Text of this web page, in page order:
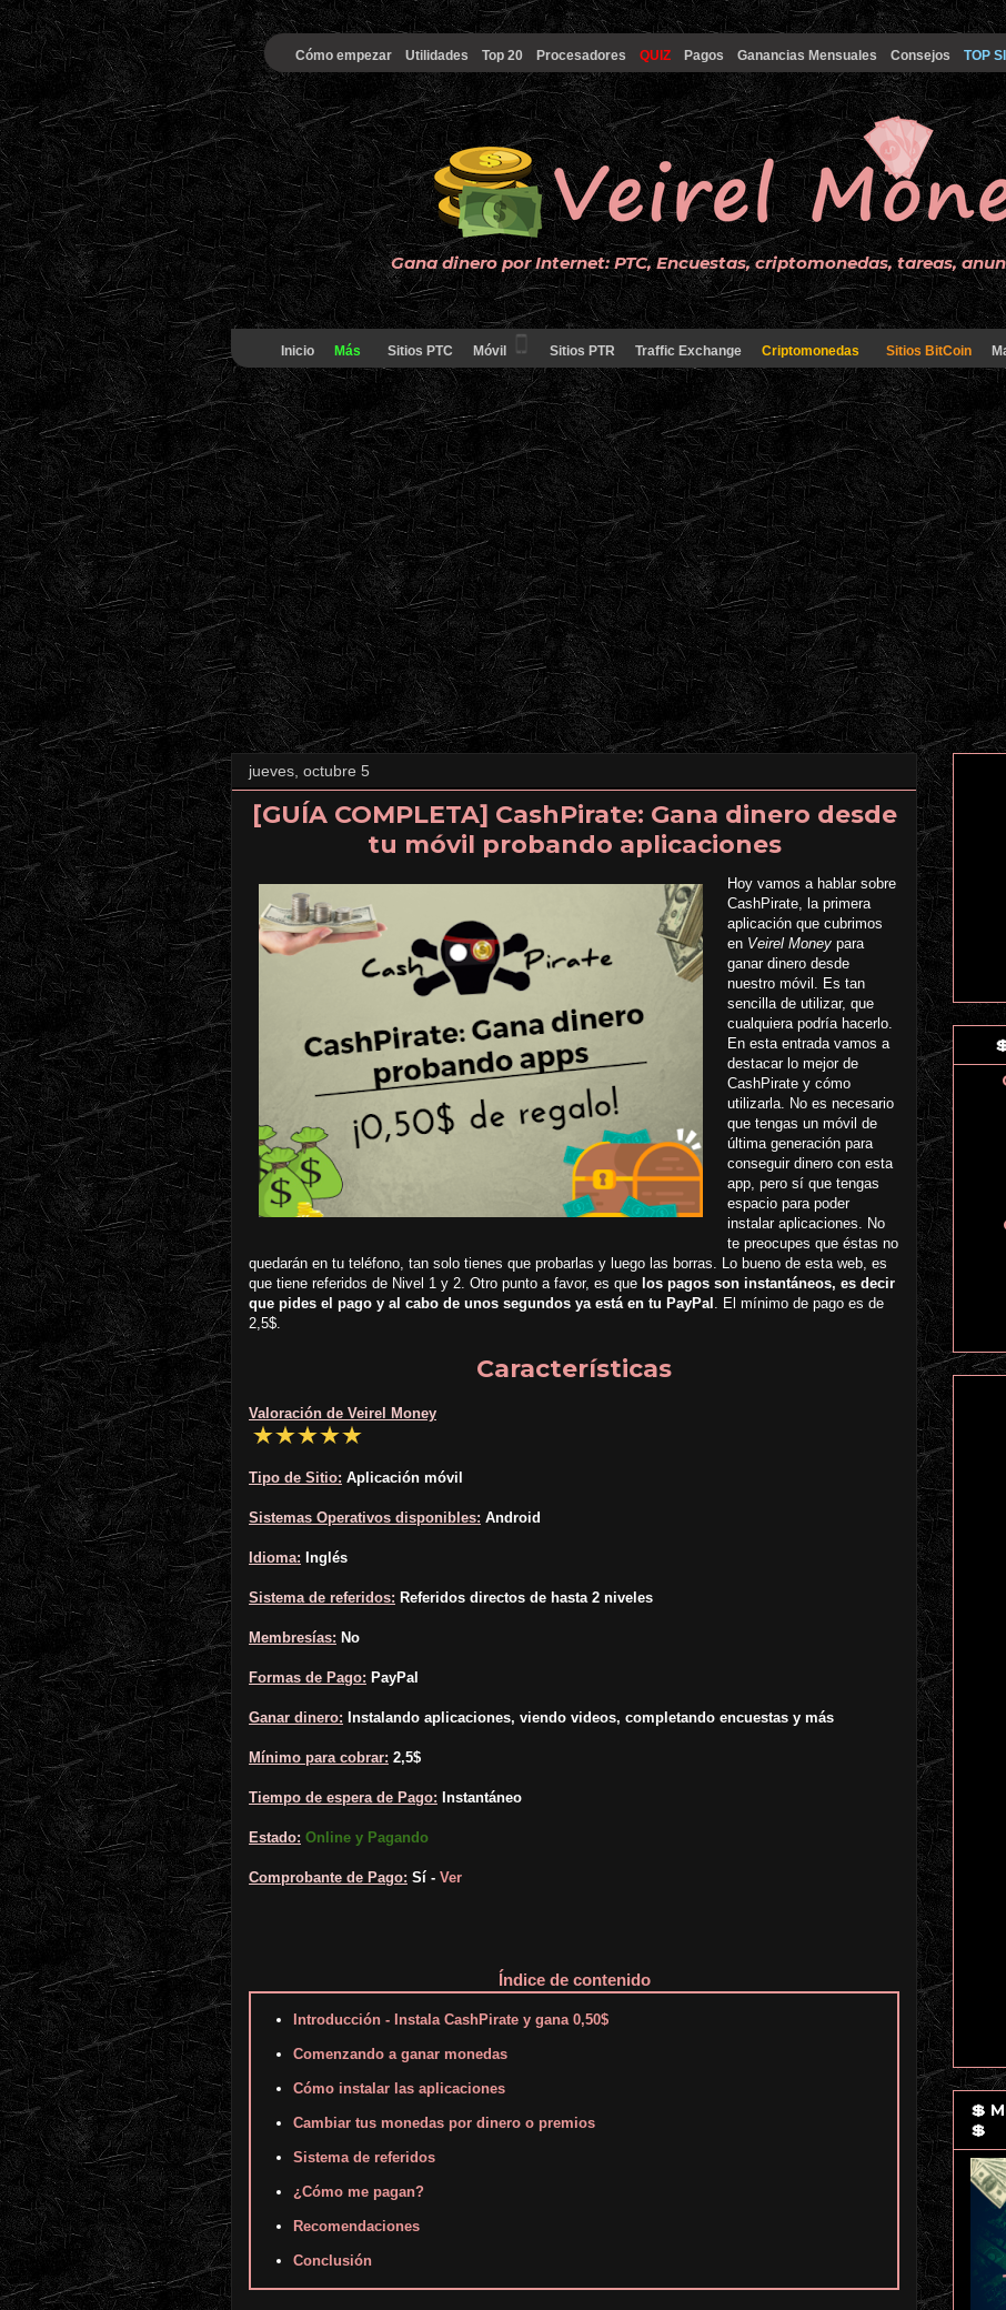
Cómo empezar Utilidades Top 20 Procesadores QUIZ Pagos Ganancias Mensuales Consejos TOP
Gana dinero por Internet: PTC, Encuestas, criptomonedas, tareas,
Inicio Más Sitios PTC Móvil Sitios PTR Traffic Exchange Criptomonedas Sitios BitCoin
jueves, octubre 5
[GUÍA COMPLETA] CashPirate: Gana dinero desde
tu móvil probando aplicaciones
Hoy vamos a hablar sobre
CashPirate, la primera
aplicación que cubrimos
en Veirel Money para
ganar dinero desde
nuestro móvil. Es tan
sencilla de utilizar, que
cualquiera podría hacerlo.
En esta entrada vamos a
destacar lo mejor de
CashPirate y cómo
utilizarla. No es necesario
que tengas un móvil de
última generación para
conseguir dinero con esta
app, pero sí que tengas
espacio para poder
instalar aplicaciones. No
te preocupes que éstas no
quedarán en tu teléfono, tan solo tienes que probarlas y luego las borras. Lo bueno de esta web, es
que tiene referidos de Nivel 1 y 2. Otro punto a favor, es que los pagos son instantáneos, es decir
que pides el pago y al cabo de unos segundos ya está en tu PayPal . El mínimo de pago es de
2,5$.
Características
Valoración de Veirel Money
Tipo de Sitio: Aplicación móvil
Sistemas Operativos disponibles: Android
Idioma: Inglés
Sistema de referidos: Referidos directos de hasta 2 niveles
Membresías: No
Formas de Pago: PayPal
Ganar dinero: Instalando aplicaciones, viendo videos, completando encuestas y más
Mínimo para cobrar: 2,5$
Tiempo de espera de Pago: Instantáneo
Estado: Online y Pagando
Comprobante de Pago: Sí - Ver
Índice de contenido
Introducción - Instala CashPirate y gana 0,50$
Comenzando a ganar monedas
Cómo instalar las aplicaciones
Cambiar tus monedas por dinero o premios
Sistema de referidos
¿Cómo me pagan?
Recomendaciones
Conclusión
💲
💲